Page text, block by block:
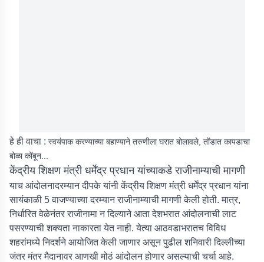
हे ही वाचा : स्वयंपाक करण्याच्या बहाण्याने तरुणीला घरात बोलावले, तोंडात कापडाचा
बोळा कोंबून...
केंद्रीय शिक्षण मंत्री धर्मेंद्र प्रधान यांच्याकडे राजीनाम्याची मागणी
याच आंदोलनादरम्यान दीपके यांनी केंद्रीय शिक्षण मंत्री धर्मेंद्र प्रधान यांना
सायंकाळी 5 वाजण्याच्या दरम्यान राजीनाम्याची मागणी केली होती. मात्र,
निर्धारित वेळेनंतर राजीनामा न दिल्याने आता देशभरात आंदोलनाची लाट
पसरण्याची शक्यता नाकारता येत नाही. येत्या आठवडाभरातच विविध
शहरांमध्ये निदर्शने आयोजित केली जाणार असून पुढील शनिवारी दिल्लीच्या
जंतर मंतर मैदानावर आणखी मोठं आंदोलन होणार असल्याची चर्चा आहे.